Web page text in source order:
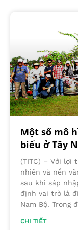
Một số mô
biểu ở Tây
(TITC) – Với lợi
nhiên và nền
sau khi sáp
định vai trò là
Nam Bộ. Trong
CHI TIẾT